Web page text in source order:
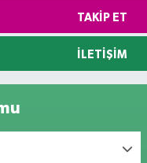
TAKIP ET
İLETIŞIM